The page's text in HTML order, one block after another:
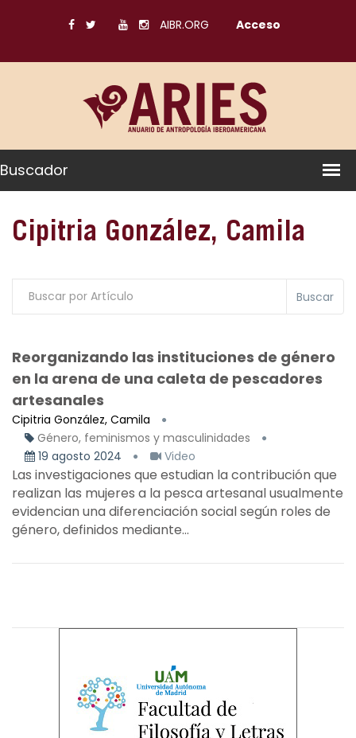
AIBR.ORG Acceso
Buscador
Cipitria González, Camila
Buscar
Reorganizando las instituciones de género
en la arena de una caleta de pescadores
artesanales
Cipitria González, Camila
Género, feminismos y masculinidades
19 agosto 2024
Video
Las investigaciones que estudian la contribución que
realizan las mujeres a la pesca artesanal usualmente
evidencian una diferenciación social según roles de
género, definidos mediante...